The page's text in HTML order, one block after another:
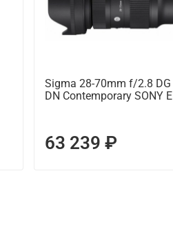
Sigma 28-70mm f/2.8 DG
DN Contemporary SONY E
63 239 ₽